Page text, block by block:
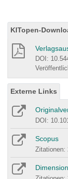
KITopen-
DOI:
Externe Links
DOI:
Scopus
Zitationen: